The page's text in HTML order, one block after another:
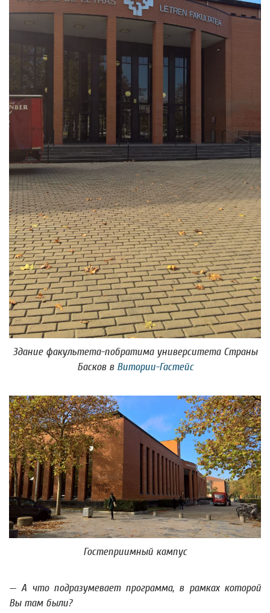
Здание факультета-побратима университета Страны
Басков в Витории-Гастейс
Гостеприимный кампус
— А что подразумевает программа, в рамках которой
Вы там были?